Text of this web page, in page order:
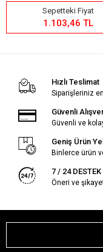
Sepetteki Fiyat
1.103,46 TL
Hızlı Teslimat
Siparişleriniz
Güvenli
Güvenli ve
Geniş Ürün
Binlerce ürün
7 / 24 DESTEK
Öneri ve